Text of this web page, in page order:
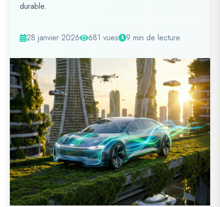
durable.
28 janvier 2026 681 vues 9 min de lecture